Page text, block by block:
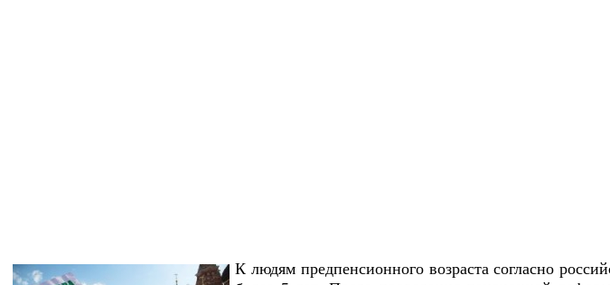
К людям предпенсионного возраста согласно